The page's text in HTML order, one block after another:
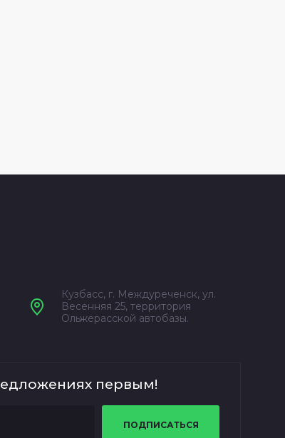
Кузбасс, г. Междуреченск, ул.
Весенняя 25, территория
Ольжерасской автобазы.
первым!
ПОДПИСАТЬСЯ